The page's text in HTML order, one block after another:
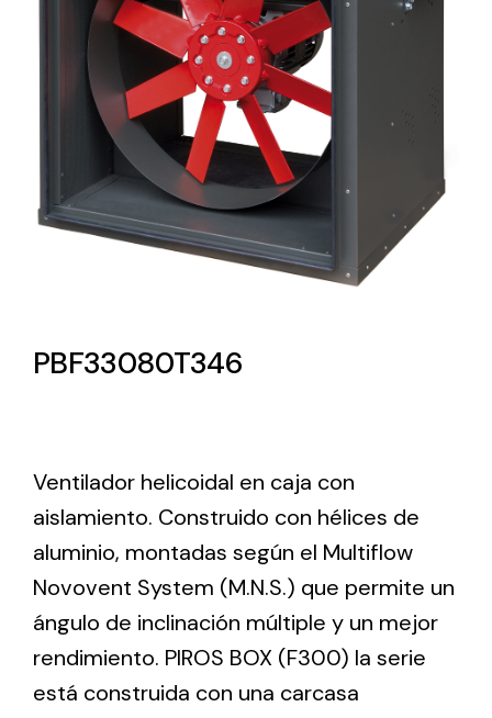
Lighting and Electrical
Equipment
Complete solutions in lighting and electrical
material for each project and need
Amplia gama de ventiladores y equipos de
Ventilation
The incorporation of Novovent into the group
meant a greater offer of ventilation products for
different uses
PBF33080T346
Ventilador helicoidal en caja con
aislamiento. Construido con hélices de
aluminio, montadas según el Multiflow
Novovent System (M.N.S.) que permite un
ángulo de inclinación múltiple y un mejor
rendimiento. PIROS BOX (F300) la serie
está construida con una carcasa